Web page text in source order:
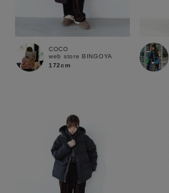
COCO
web store BINGOYA
172cm